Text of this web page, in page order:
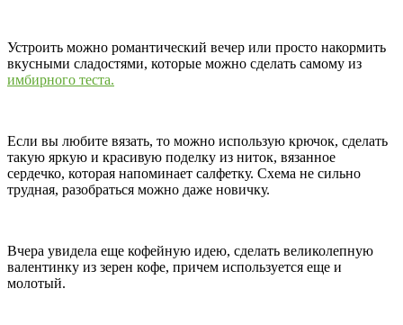
Устроить можно романтический вечер или просто накормить
вкусными сладостями, которые можно сделать самому из
имбирного теста.
Если вы любите вязать, то можно использую крючок, сделать
такую яркую и красивую поделку из ниток, вязанное
сердечко, которая напоминает салфетку. Схема не сильно
трудная, разобраться можно даже новичку.
Вчера увидела еще кофейную идею, сделать великолепную
валентинку из зерен кофе, причем используется еще и
молотый.